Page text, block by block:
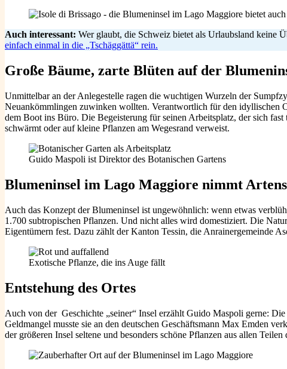
Auch interessant: Wer glaubt, die Schweiz bietet als Urlaubsland keine
einfach einmal in die „Tschäggättä“ rein.
Große Bäume, zarte Blüten auf der
Unmittelbar an der Anlegestelle ragen die wuchtigen Wurzeln der
Neuankömmlingen zuwinken wollten. Verantwortlich für den idyllischen
dem Boot ins Büro. Die Begeisterung für seinen Arbeitsplatz, der sich
schwärmt oder auf kleine Pflanzen am Wegesrand verweist.
Guido Maspoli ist Direktor des Botanischen Gartens
Blumeninsel im Lago Maggiore nimmt
Auch das Konzept der Blumeninsel ist ungewöhnlich: wenn etwas
1.700 subtropischen Pflanzen. Und nicht alles wird domestiziert. Die
Eigentümern fest. Dazu zählt der Kanton Tessin, die Anrainergemeinde
Exotische Pflanze, die ins Auge fällt
Entstehung des Ortes
Auch von der Geschichte „seiner“ Insel erzählt Guido Maspoli gerne:
Geldmangel musste sie an den deutschen Geschäftsmann Max Emden
der größeren Insel seltene und besonders schöne Pflanzen aus allen